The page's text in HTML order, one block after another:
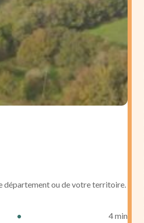
département ou de votre territoire.
• 4 min